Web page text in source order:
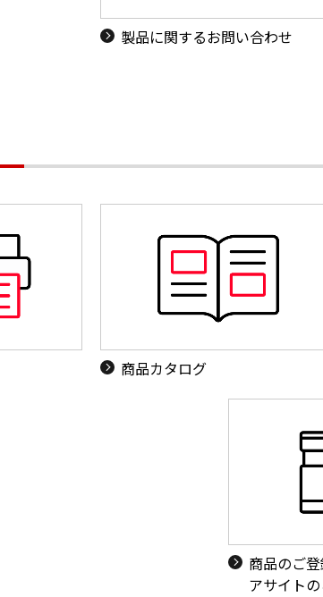
製品に関するお問い合わせ
商品カタログ
商品のご
アサイトの